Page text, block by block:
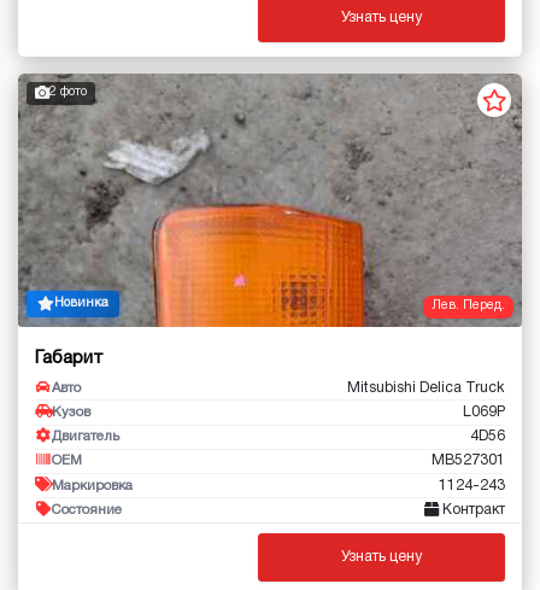
Узнать цену
Лев. Перед.
2 фото
Новинка
Габарит
Авто Mitsubishi Delica Truck
Кузов L069P
Двигатель 4D56
OEM MB527301
Маркировка 1124-243
Состояние Контракт
Узнать цену